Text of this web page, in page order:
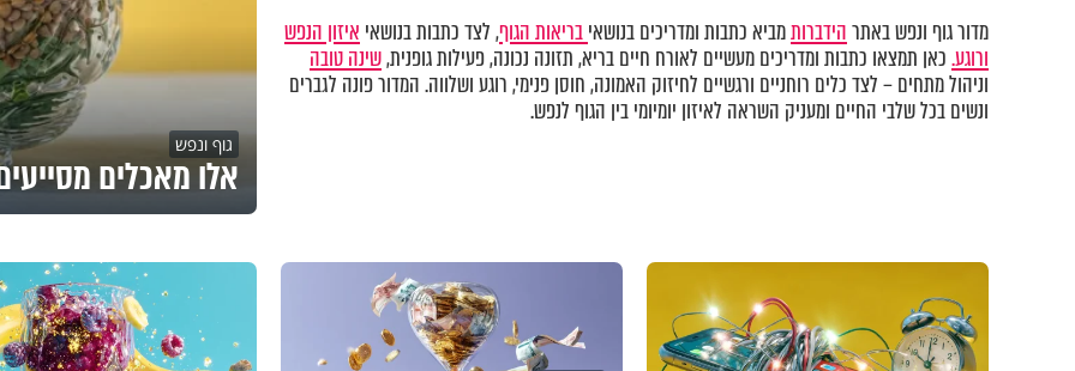
מדור גוף ונפש באתרהידברותמביא כתבות ומדריכים בנושאיבריאות הגוף, לצד כתבות בנושאי איזון הנפש
ורוגע.כאן תמצאו כתבות ומדריכים מעשיים לאורח חיים בריא, תזונה נכונה, פעילות גופנית,שינה טובה
וניהול מתחים – לצד כלים רוחניים ורגשיים לחיזוק האמונה, חוסן פנימי, רוגע ושלווה. המדור פונה לגברים
ונשים בכל שלבי החיים ומעניק השראה לאיזון יומיומי בין הגוף לנפש.
גוף ונפש
אלו מאכלים